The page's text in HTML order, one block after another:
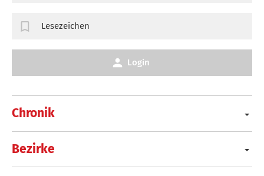
Chronik
Bezirke
Lesezeichen
Login